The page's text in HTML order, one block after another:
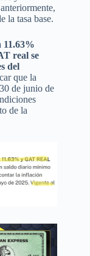
la tasa base.
real se
del
que la
de junio de
de la